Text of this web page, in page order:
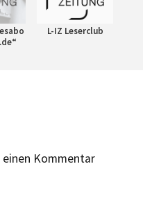
L-IZ Leserclub
einen Kommentar